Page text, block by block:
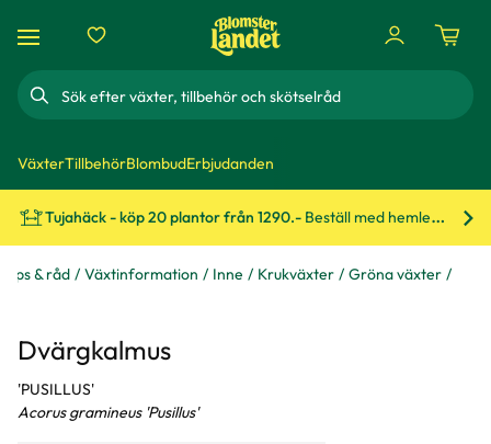
Sök
VäxterTillbehörBlombudErbjudanden
Tujahäck - köp 20 plantor från 1290.- Beställ med hemleverans!
Tips & råd Växtinformation Inne Krukväxter Gröna växter
Dvärgkalmus
'PUSILLUS'
Acorus gramineus 'Pusillus'